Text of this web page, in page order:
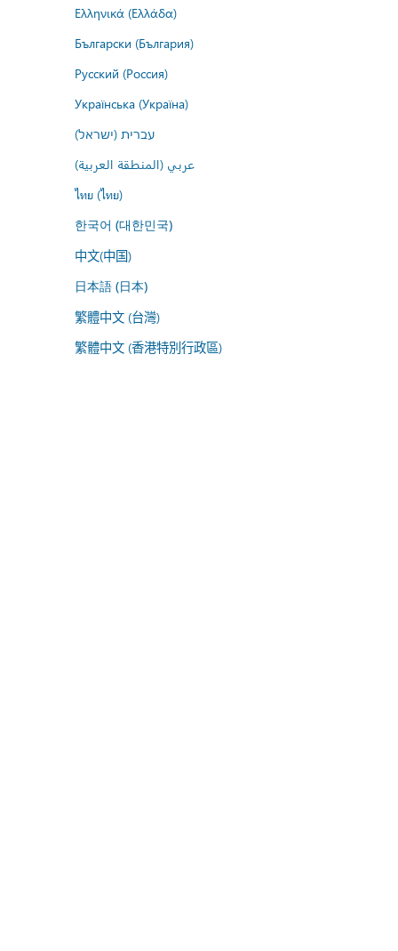
Ελληνικά (Ελλάδα)
Български (България)
Русский (Россия)
Українська (Україна)
עברית (ישראל)
عربي (المنطقة العربية)
ไทย (ไทย)
한국어 (대한민국)
中文(中国)
日本語 (日本)
繁體中文 (台灣)
繁體中文 (香港特別行政區)